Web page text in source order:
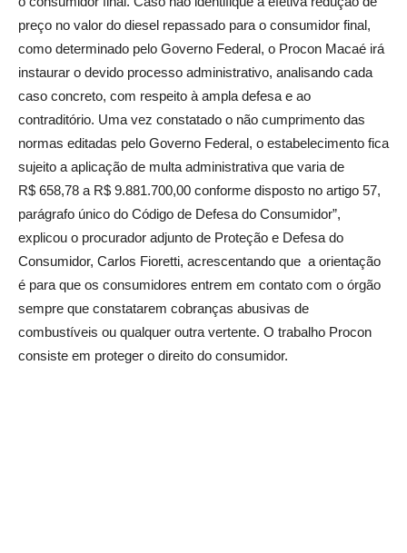
preço no valor do diesel repassado para o consumidor final,
como determinado pelo Governo Federal, o Procon Macaé irá
instaurar o devido processo administrativo, analisando cada
caso concreto, com respeito à ampla defesa e ao
contraditório. Uma vez constatado o não cumprimento das
normas editadas pelo Governo Federal, o estabelecimento fica
sujeito a aplicação de multa administrativa que varia de
R$ 658,78 a R$ 9.881.700,00 conforme disposto no artigo 57,
parágrafo único do Código de Defesa do Consumidor”,
explicou o procurador adjunto de Proteção e Defesa do
Consumidor, Carlos Fioretti, acrescentando que a orientação
é para que os consumidores entrem em contato com o órgão
sempre que constatarem cobranças abusivas de
combustíveis ou qualquer outra vertente. O trabalho Procon
consiste em proteger o direito do consumidor.